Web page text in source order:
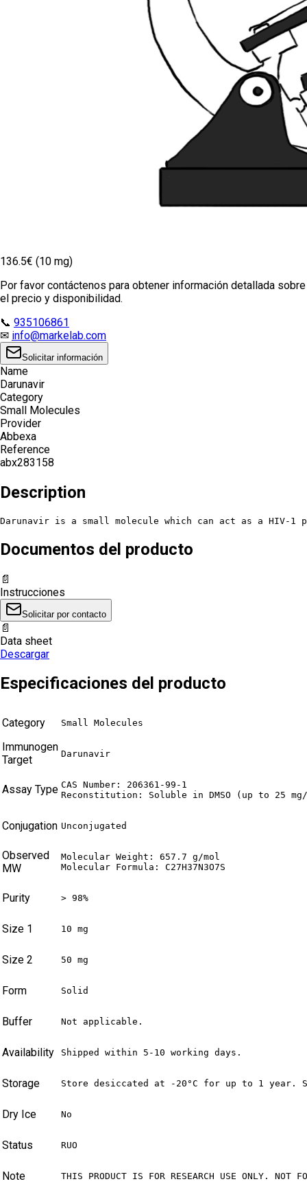
136.5€ (10 mg)
Por favor contáctenos para obtener información detallada sobre
el precio y disponibilidad.
📞 935106861
✉ info@markelab.com
Solicitar información
Name
Darunavir
Category
Small Molecules
Provider
Abbexa
Reference
abx283158
Description
Darunavir is a small molecule which can act as a HIV-
Documentos del producto
📄
Instrucciones
Solicitar por contacto
📄
Data sheet
Descargar
Especificaciones del producto
Category Small Molecules
Immunogen
Target
Darunavir
Assay Type CAS Number: 206361-99-1
Reconstitution: Soluble in DMSO (up to 25
Conjugation Unconjugated
Observed
MW
Molecular Weight: 657.7 g/mol
Molecular Formula: C27H37N3O7S
Purity > 98%
Size 1 10 mg
Size 2 50 mg
Form Solid
Buffer Not applicable.
Availability Shipped within 5-10 working days.
Storage Store desiccated at -20°C for up to 1 year.
Dry Ice No
Status RUO
Note THIS PRODUCT IS FOR RESEARCH USE ONLY. NOT